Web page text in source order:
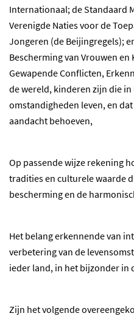
Internationaal; de Standaard
Verenigde Naties voor de
Jongeren (de Beijingregels);
Bescherming van Vrouwen
Gewapende Conflicten,
de wereld, kinderen zijn die
omstandigheden leven, en
aandacht behoeven,
Op passende wijze rekening
tradities en culturele waarde
bescherming en de
Het belang erkennende van
verbetering van de
ieder land, in het bijzonder in
Zijn het volgende